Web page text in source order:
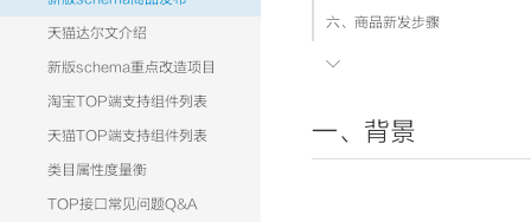
天猫达尔文介绍
新版schema重点改造项目
淘宝TOP端支持组件列表
天猫TOP端支持组件列表
类目属性度量衡
TOP接口常见问题Q&A
六、商品新发步骤
七、商品编辑更新

一、背景